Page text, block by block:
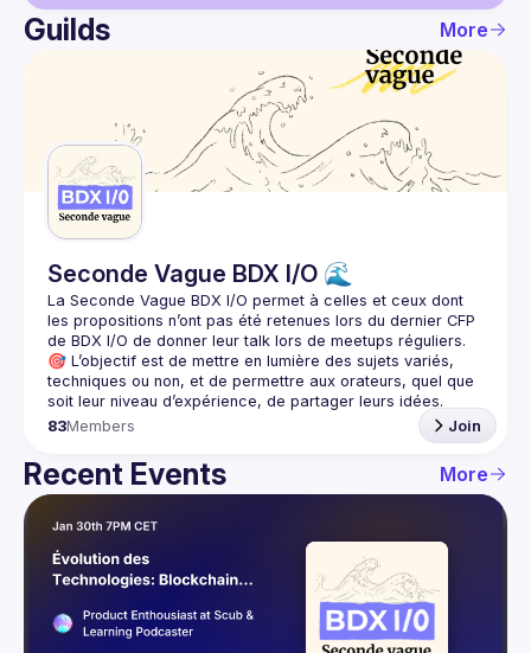
User
Guilds
Guilds More
Seconde Vague BDX I/O 🌊
La Seconde Vague BDX I/O permet à celles et ceux dont
les propositions n’ont pas été retenues lors du dernier CFP
de BDX I/O de donner leur talk lors de meetups réguliers.
🎯 L’objectif est de mettre en lumière des sujets variés,
techniques ou non, et de permettre aux orateurs, quel que
83Members Join
Recent Events More